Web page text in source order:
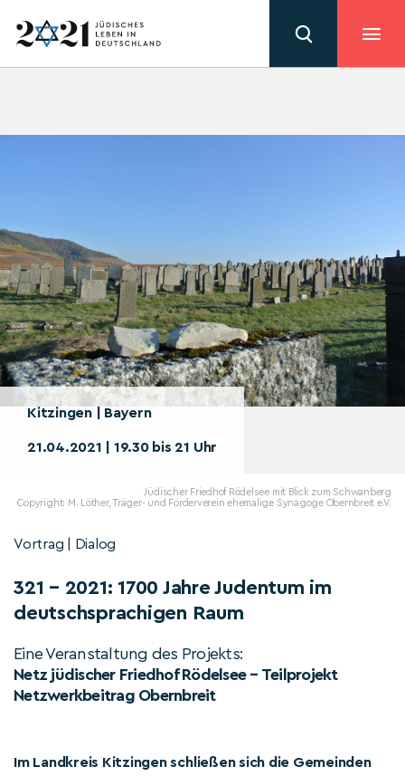
Kitzingen | Bayern
21.04.2021 | 19.30 bis 21 Uhr
Jüdischer Friedhof Rödelsee mit Blick zum Schwanberg
Copyright: M. Löther, Träger- und Förderverein ehemalige Synagoge Obernbreit e.V.
Vortrag | Dialog
321 – 2021: 1700 Jahre Judentum im
deutschsprachigen Raum
Eine Veranstaltung des Projekts:
Netz jüdischer Friedhof Rödelsee – Teilprojekt
Netzwerkbeitrag Obernbreit
Im Landkreis Kitzingen schließen sich die Gemeinden